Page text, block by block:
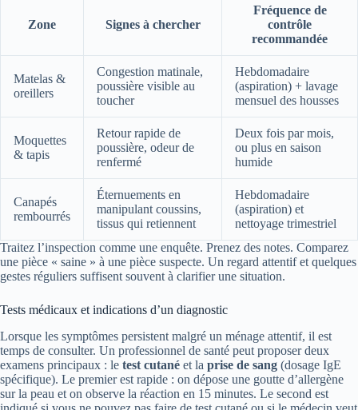
Zone Signes à chercher
Fréquence de
contrôle
recommandée
Matelas &
oreillers
Congestion matinale,
poussière visible au
toucher
Hebdomadaire
(aspiration) + lavage
mensuel des housses
Moquettes
& tapis
Retour rapide de
poussière, odeur de
renfermé
Deux fois par mois,
ou plus en saison
humide
Canapés
rembourrés
Éternuements en
manipulant coussins,
tissus qui retiennent
Hebdomadaire
(aspiration) et
nettoyage trimestriel
Traitez l’inspection comme une enquête. Prenez des notes. Comparez
une pièce « saine » à une pièce suspecte. Un regard attentif et quelques
gestes réguliers suffisent souvent à clarifier une situation.
Tests médicaux et indications d’un diagnostic
Lorsque les symptômes persistent malgré un ménage attentif, il est
temps de consulter. Un professionnel de santé peut proposer deux
examens principaux : le test cutané et la prise de sang (dosage IgE
spécifique). Le premier est rapide : on dépose une goutte d’allergène
sur la peau et on observe la réaction en 15 minutes. Le second est